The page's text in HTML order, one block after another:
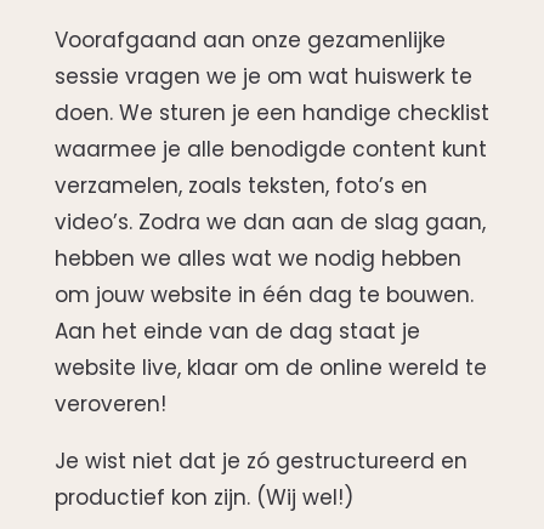
Voorafgaand aan onze gezamenlijke
sessie vragen we je om wat huiswerk te
doen. We sturen je een handige checklist
waarmee je alle benodigde content kunt
verzamelen, zoals teksten, foto’s en
video’s. Zodra we dan aan de slag gaan,
hebben we alles wat we nodig hebben
om jouw website in één dag te bouwen.
Aan het einde van de dag staat je
website live, klaar om de online wereld te
veroveren!
Je wist niet dat je zó gestructureerd en
productief kon zijn. (Wij wel!)